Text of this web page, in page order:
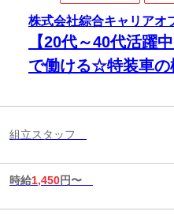
株式会社綜合キャリア
【20代～40代活躍
で働ける☆特装車の
組立スタッフ
時給1,450円〜